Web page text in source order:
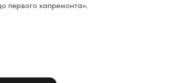
первого капремонта».